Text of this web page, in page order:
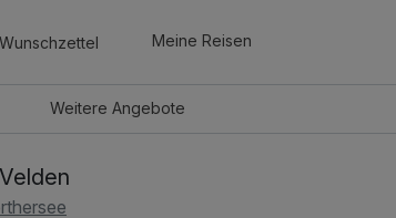
Wunschzettel Meine Reisen
WeitereAngebote